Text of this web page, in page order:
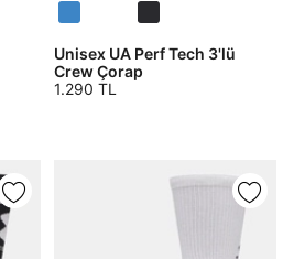
Unisex UA Perf Tech 3'lü
Crew Çorap
1.290 TL